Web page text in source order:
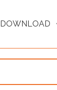
DOWNLOAD